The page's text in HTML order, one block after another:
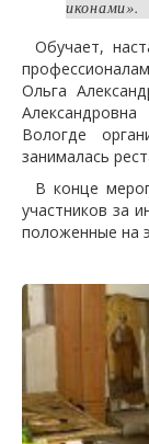
иконами».
Обучает,
Ольга
Вологде
занималась
В конце
участников за
положенные на